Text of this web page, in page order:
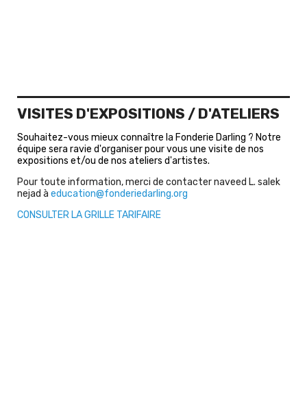
VISITES D'EXPOSITIONS / D'ATELIERS
Souhaitez-vous mieux connaître la Fonderie Darling ? Notre
équipe sera ravie d'organiser pour vous une visite de nos
expositions et/ou de nos ateliers d'artistes.
Pour toute information, merci de contacter naveed L. salek
nejad à education@fonderiedarling.org
CONSULTER LA GRILLE TARIFAIRE